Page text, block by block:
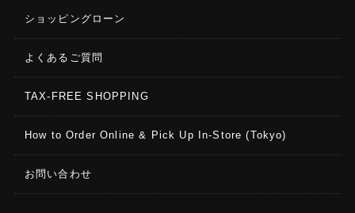
ショッピングローン
よくあるご質問
TAX-FREE SHOPPING
How to Order Online & Pick Up In-Store (Tokyo)
お問い合わせ